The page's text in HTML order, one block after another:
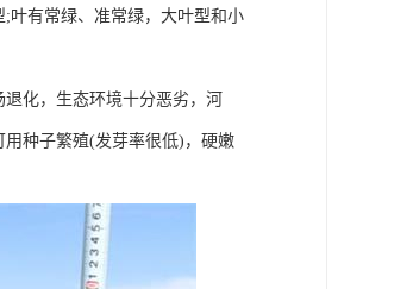
叶有常绿、准常绿，大叶型和小
化，生态环境十分恶劣，河
种子繁殖(发芽率很低)，硬嫩